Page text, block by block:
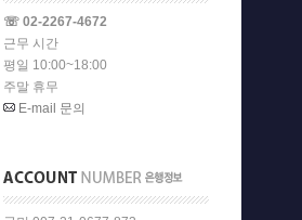
☏ 02-2267-4672
근무 시간
평일 10:00~18:00
주말 휴무
E-mail 문의